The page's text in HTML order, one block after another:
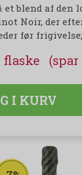
et blend af den
Noir, der
før
(spar
I KURV